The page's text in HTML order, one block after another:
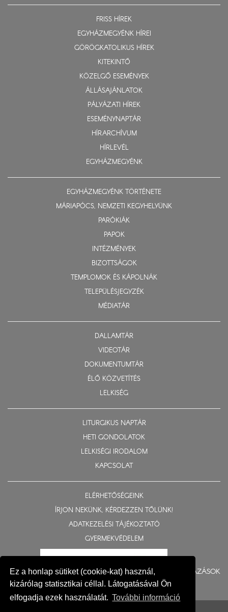
Ez a honlap sütiket (cookie-kat) használ,
kizárólag statisztikai céllal. Látogatásával Ön
elfogadja ezek használatát. További információ
FRISS HÍREK
EGYHÁZMEGYÉNK HÍREI
GÖRÖGKATOLIKUS HÍREK
KITEKINTŐ
KÖZELGŐ ESEMÉNYEK
ÁLLÁSAJÁNLATOK
PÁLYÁZATI HÍREK
ESEMÉNYNAPTÁR
HÍRARCHÍVUM
HÍRLEVÉL
EGYHÁZMEGYÉNK
EGYHÁZMEGYÉNK TÖRTÉNETE
MÁRIAPÓCS, NEMZETI KEGYHELYÜNK
PARÓKIÁK
PAPOK
INTÉZMÉNYEK
BIZOTTSÁGOK
TEMPLOMOK ÉS KÁPOLNÁK
TELEPÜLÉSJEGYZÉK
MÉDIATÁR
DALLAMTÁR
VIDEOTÁR
DOKUMENTUMTÁR
ÉLŐ KÖZVETÍTÉS
LELKISÉG
LITURGIKUS NAPTÁR
HETI GONDOLATOK
LELKISÉGI IRODALOM
KAPCSOLAT
ELÉRHETŐSÉGEINK
ÍRJON NEKÜNK, KÉRDEZZEN TŐLÜNK!
ADATKEZELÉSI TÁJÉKOZTATÓ
GYERMEKVÉDELEM
BERUHÁZÁSOK